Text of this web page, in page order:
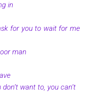
in
for you to wait for me
man
want to, you can’t